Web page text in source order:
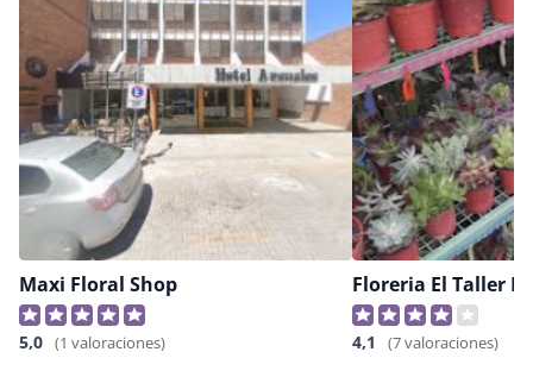
Maxi Floral Shop
5,0 (1 valoraciones) 4,1 (7 valoraciones)